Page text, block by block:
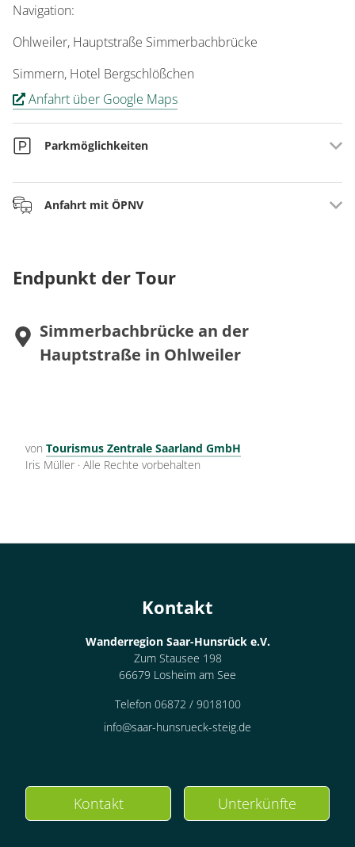
Navigation:
Ohlweiler, Hauptstraße Simmerbachbrücke
Simmern, Hotel Bergschlößchen
Anfahrt über Google Maps
Parkmöglichkeiten
Zuwegung: Hotel Bergschlößchen, Simmern
Traumschleife: Ortsmitte Ohlweiler, Am Friedhof
Anfahrt mit ÖPNV
Montag bis Freitag, 5 x täglich
Bushaltestelle: Ravengiersburg, Hunsrückdom
und RegioBus 660: Flughafen Hahn – Büchenbeuren –
Sohren – Kirchberg – Simmern
Montag bis Sonntag, mehrmals täglich
ene-nach-region/rhein-hunsrueck-kreis/
Endpunkt der Tour
Simmerbachbrücke an der
Hauptstraße in Ohlweiler
von Tourismus Zentrale Saarland GmbH
Iris Müller · Alle Rechte vorbehalten
Kontakt
Wanderregion Saar-Hunsrück e.V.
Zum Stausee 198
66679 Losheim am See
Telefon 06872 / 9018100
info@saar-hunsrueck-steig.de
Kontakt Unterkünfte